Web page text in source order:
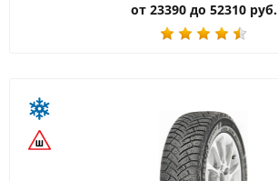
от 23390 до 52310 руб.